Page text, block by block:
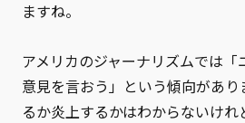
ますね。
アメリカのジャーナリズムでは「
意見を言おう」という傾向があ
るか炎上するかはわからないけ